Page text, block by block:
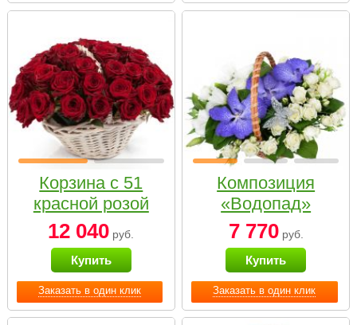
Заказать в один клик
Корзина с 51
красной розой
12 040 руб.
Купить
Заказать в один клик
Композиция
«Водопад»
7 770руб.
Купить